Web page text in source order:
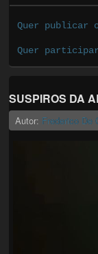
Quer publicar
Quer
SUSPIROS DA
Autor: Frederico De